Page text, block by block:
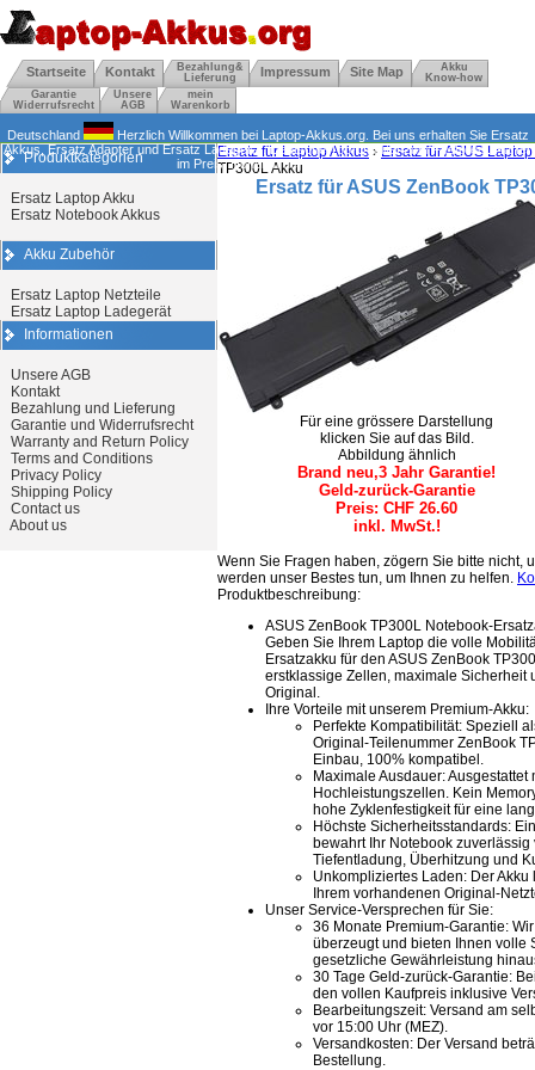
Startseite Kontakt
Bezahlung&
Lieferung
Impressum Site Map
Akku
Know-how
Garantie
Widerrufsrecht
Unsere
AGB
mein
Warenkorb
Deutschland
Herzlich Willkommen bei Laptop-Akkus.org. Bei uns erhalten Sie Ersatz
Akkus, Ersatz Adapter und Ersatz Ladegerät. Deutsche Top-Qualität zum Festpreis. Härter
im Preis. Höher in der Garantie.
Produktkategorien
Ersatz Laptop Akku
Ersatz Notebook Akkus
Akku Zubehör
Ersatz Laptop Netzteile
Ersatz Laptop Ladegerät
Informationen
Unsere AGB
Kontakt
Bezahlung und Lieferung
Garantie und Widerrufsrecht
Warranty and Return Policy
Terms and Conditions
Privacy Policy
Shipping Policy
Contact us
About us
Ersatz für Laptop Akkus › Ersatz für ASUS
TP300L Akku
Ersatz für ASUS ZenBook
Für eine grössere Darstellung
klicken Sie auf das Bild.
Abbildung ähnlich
Brand neu,3 Jahr Garantie!
Geld-zurück-Garantie
Preis: CHF 26.60
inkl. MwSt.!
Wenn Sie Fragen haben, zögern Sie bitte nicht,
werden unser Bestes tun, um Ihnen zu helfen.
Produktbeschreibung:
ASUS ZenBook TP300L Notebook-
Geben Sie Ihrem Laptop die volle
Ersatzakku für den ASUS ZenBook
erstklassige Zellen, maximale Sicherheit
Original.
Ihre Vorteile mit unserem Premium-Akku:
Perfekte Kompatibilität: Speziell
Original-Teilenummer ZenBook
Einbau, 100% kompatibel.
Maximale Ausdauer: Ausgestattet
Hochleistungszellen. Kein
hohe Zyklenfestigkeit für eine
Höchste Sicherheitsstandards:
bewahrt Ihr Notebook
Tiefentladung, Überhitzung und
Unkompliziertes Laden: Der
Ihrem vorhandenen Original-
Unser Service-Versprechen für Sie:
36 Monate Premium-Garantie:
überzeugt und bieten Ihnen volle
gesetzliche Gewährleistung
30 Tage Geld-zurück-Garantie:
den vollen Kaufpreis inklusive
Bearbeitungszeit: Versand am
vor 15:00 Uhr (MEZ).
Versandkosten: Der Versand
Bestellung.